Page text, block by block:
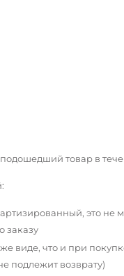
товар в
это не
заказу
виде, что и при
подлежит возврату)